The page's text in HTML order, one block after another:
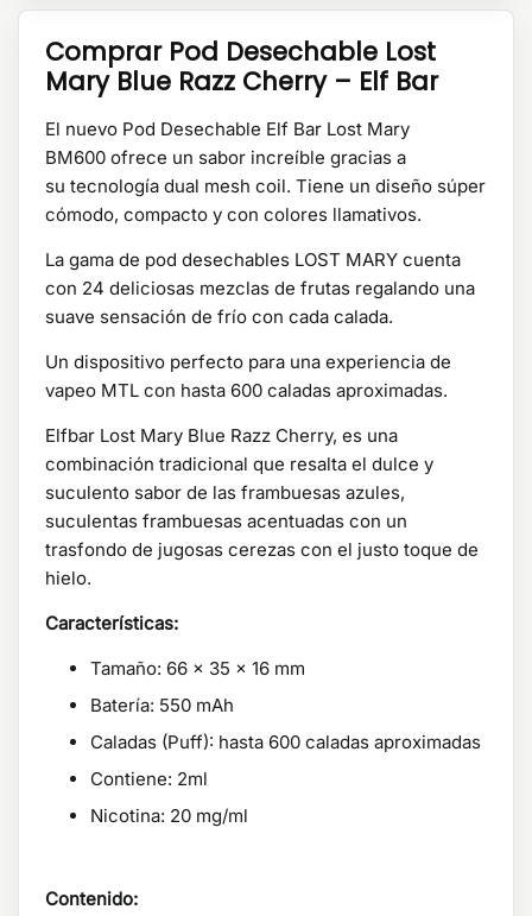
Comprar Pod Desechable Lost
Mary Blue Razz Cherry – Elf Bar
El nuevo Pod Desechable Elf Bar Lost Mary
BM600 ofrece un sabor increíble gracias a
su tecnología dual mesh coil. Tiene un diseño súper
cómodo, compacto y con colores llamativos.
La gama de pod desechables LOST MARY cuenta
con 24 deliciosas mezclas de frutas regalando una
suave sensación de frío con cada calada.
Un dispositivo perfecto para una experiencia de
vapeo MTL con hasta 600 caladas aproximadas.
Elfbar Lost Mary Blue Razz Cherry, es una
combinación tradicional que resalta el dulce y
suculento sabor de las frambuesas azules,
suculentas frambuesas acentuadas con un
trasfondo de jugosas cerezas con el justo toque de
hielo.
Características:
Tamaño: 66 x 35 x 16 mm
Batería: 550 mAh
Caladas (Puff): hasta 600 caladas aproximadas
Contiene: 2ml
Nicotina: 20 mg/ml
Contenido: